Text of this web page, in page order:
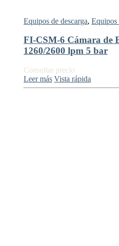
Equipos de descarga, Equipos
FI-CSM-6 Cámara de
1260/2600 lpm 5 bar
Consultar precio
Leer más Vista rápida